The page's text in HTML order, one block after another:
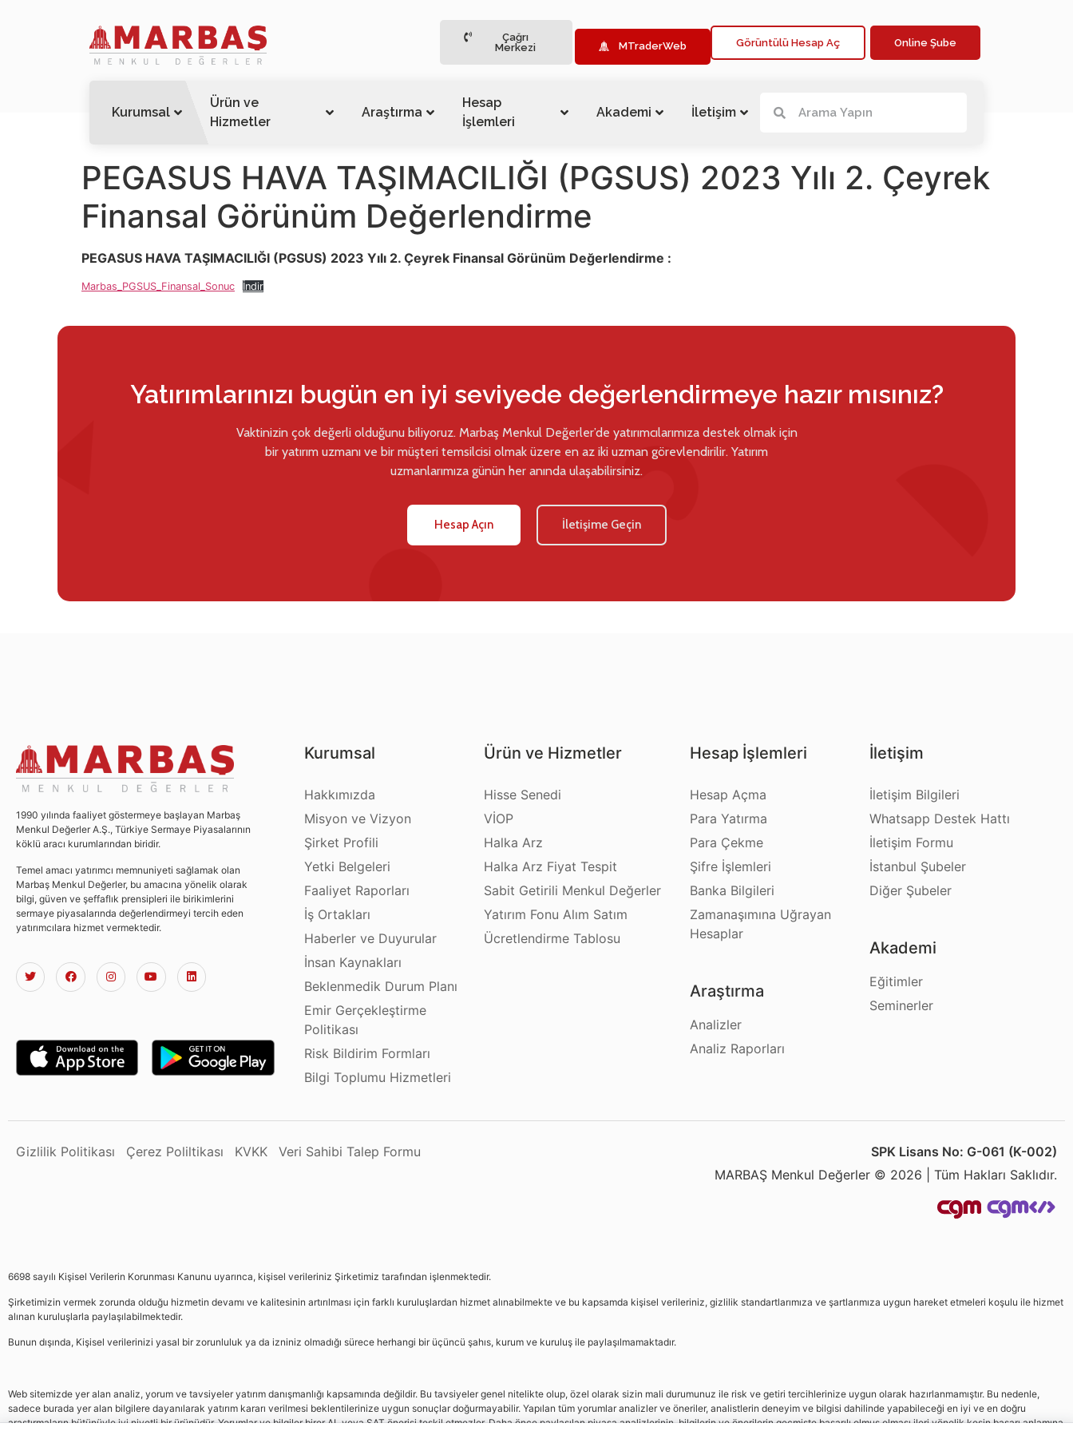
Çağrı
Merkezi
MTraderWeb Görüntülü Hesap Aç Online Şube
Kurumsal
Ürün ve
Hizmetler
Araştırma
Hesap
İşlemleri
Akademi İletişim
PEGASUS HAVA TAŞIMACILIĞI (PGSUS) 2023 Yılı 2. Çeyrek
Finansal Görünüm Değerlendirme
PEGASUS HAVA TAŞIMACILIĞI (PGSUS) 2023 Yılı 2. Çeyrek Finansal Görünüm Değerlendirme :
Marbas_PGSUS_Finansal_Sonuc İndir
Yatırımlarınızı bugün en iyi seviyede değerlendirmeye hazır mısınız?
Vaktinizin çok değerli olduğunu biliyoruz. Marbaş Menkul Değerler’de yatırımcılarımıza destek olmak için
bir yatırım uzmanı ve bir müşteri temsilcisi olmak üzere en az iki uzman görevlendirilir. Yatırım
uzmanlarımıza günün her anında ulaşabilirsiniz.
Hesap Açın İletişime Geçin
1990 yılında faaliyet göstermeye başlayan Marbaş
Menkul Değerler A.Ş., Türkiye Sermaye Piyasalarının
köklü aracı kurumlarından biridir.
Temel amacı yatırımcı memnuniyeti sağlamak olan
Marbaş Menkul Değerler, bu amacına yönelik olarak
bilgi, güven ve şeffaflık prensipleri ile birikimlerini
sermaye piyasalarında değerlendirmeyi tercih eden
yatırımcılara hizmet vermektedir.
Kurumsal
Hakkımızda
Misyon ve Vizyon
Şirket Profili
Yetki Belgeleri
Faaliyet Raporları
İş Ortakları
Haberler ve Duyurular
İnsan Kaynakları
Beklenmedik Durum Planı
Emir Gerçekleştirme
Politikası
Risk Bildirim Formları
Bilgi Toplumu Hizmetleri
Ürün ve Hizmetler
Hisse Senedi
VİOP
Halka Arz
Halka Arz Fiyat Tespit
Sabit Getirili Menkul Değerler
Yatırım Fonu Alım Satım
Ücretlendirme Tablosu
Hesap İşlemleri
Hesap Açma
Para Yatırma
Para Çekme
Şifre İşlemleri
Banka Bilgileri
Zamanaşımına Uğrayan
Hesaplar
Araştırma
Analizler
Analiz Raporları
İletişim
İletişim Bilgileri
Whatsapp Destek Hattı
İletişim Formu
İstanbul Şubeler
Diğer Şubeler
Akademi
Eğitimler
Seminerler
Gizlilik Politikası Çerez Poliltikası KVKK Veri Sahibi Talep Formu
SPK Lisans No: G-061 (K-002)
MARBAŞ Menkul Değerler © 2026 | Tüm Hakları Saklıdır.
6698 sayılı Kişisel Verilerin Korunması Kanunu uyarınca, kişisel verileriniz Şirketimiz tarafından işlenmektedir.
Şirketimizin vermek zorunda olduğu hizmetin devamı ve kalitesinin artırılması için farklı kuruluşlardan hizmet alınabilmekte ve bu kapsamda kişisel verileriniz, gizlilik standartlarımıza ve şartlarımıza uygun hareket etmeleri koşulu ile hizmet
alınan kuruluşlarla paylaşılabilmektedir.
Bunun dışında, Kişisel verilerinizi yasal bir zorunluluk ya da izniniz olmadığı sürece herhangi bir üçüncü şahıs, kurum ve kuruluş ile paylaşılmamaktadır.
Web sitemizde yer alan analiz, yorum ve tavsiyeler yatırım danışmanlığı kapsamında değildir. Bu tavsiyeler genel nitelikte olup, özel olarak sizin mali durumunuz ile risk ve getiri tercihlerinize uygun olarak hazırlanmamıştır. Bu nedenle,
sadece burada yer alan bilgilere dayanılarak yatırım kararı verilmesi beklentilerinize uygun sonuçlar doğurmayabilir. Yapılan tüm yorumlar analizler ve öneriler, analistlerin deneyim ve bilgisi dahilinde yapabileceği en iyi ve en doğru
araştırmaların bütünüyle iyi niyetli bir ürünüdür. Yorumlar ve bilgiler birer AL veya SAT önerisi teşkil etmezler. Daha önce paylaşılan piyasa analizlerinin, bilgilerin ve önerilerin geçmişte başarılı olmuş olması ileri yönelik kesin başarı anlamına